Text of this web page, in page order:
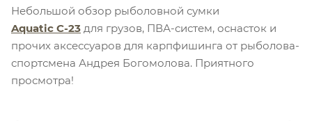
Небольшой обзор рыболовной сумки
Aquatic С-23 для грузов, ПВА-систем, оснасток и
прочих аксессуаров для карпфишинга от рыболова-
спортсмена Андрея Богомолова. Приятного
просмотра!